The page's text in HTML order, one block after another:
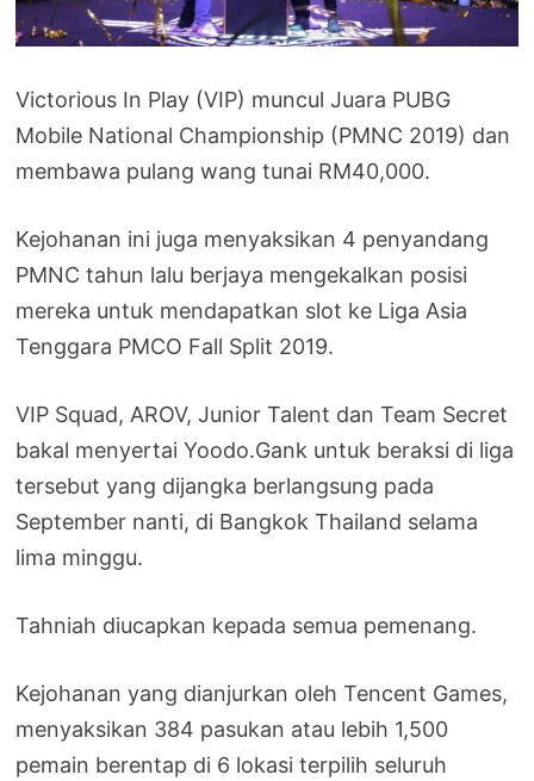
Victorious In Play (VIP) muncul Juara PUBG
Mobile National Championship (PMNC 2019) dan
membawa pulang wang tunai RM40,000.
Kejohanan ini juga menyaksikan 4 penyandang
PMNC tahun lalu berjaya mengekalkan posisi
mereka untuk mendapatkan slot ke Liga Asia
Tenggara PMCO Fall Split 2019.
VIP Squad, AROV, Junior Talent dan Team Secret
bakal menyertai Yoodo.Gank untuk beraksi di liga
tersebut yang dijangka berlangsung pada
September nanti, di Bangkok Thailand selama
lima minggu.
Tahniah diucapkan kepada semua pemenang.
Kejohanan yang dianjurkan oleh Tencent Games,
menyaksikan 384 pasukan atau lebih 1,500
pemain berentap di 6 lokasi terpilih seluruh